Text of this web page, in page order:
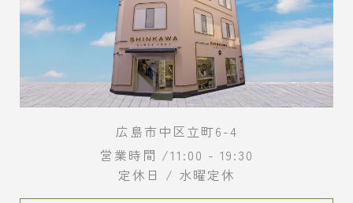
広島市中区立町6-4
営業時間 /11:00 - 19:30
定休日 / 水曜定休